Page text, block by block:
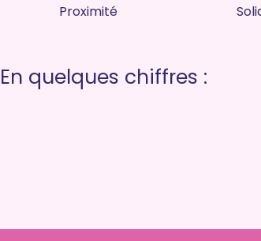
Proximité
En quelques chiffres :